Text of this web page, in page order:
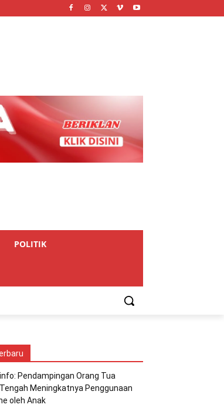
POLITIK
Pendampingan Orang Tua
Meningkatnya Penggunaan
oleh Anak